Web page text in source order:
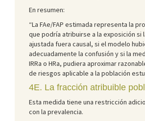
En resumen:
“La FAe/FAP estimada representa la
que podría atribuirse a la exposición si
ajustada fuera causal, si el modelo
adecuadamente la confusión y si la
IRRa o HRa, pudiera aproximar
de riesgos aplicable a la población
4E. La fracción atribuible
Esta medida tiene una restricción
con la prevalencia.